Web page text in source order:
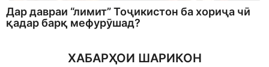
Дар давраи “лимит” Тоҷикистон ба хориҷа чӣ
қадар барқ мефурӯшад?
ХАБАРҲОИ ШАРИКОН